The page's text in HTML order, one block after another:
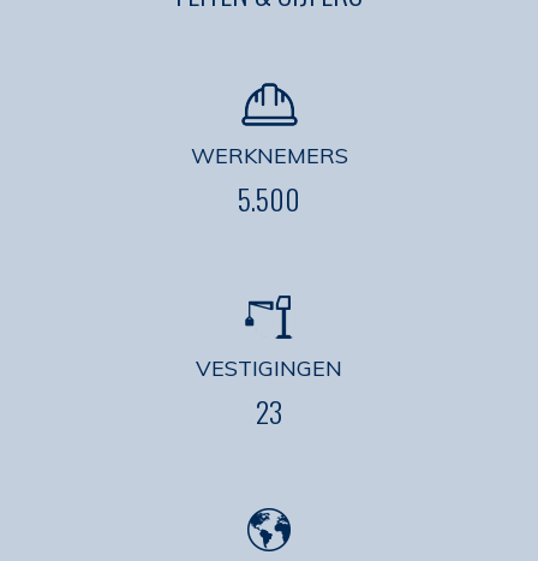
WERKNEMERS
5.500
VESTIGINGEN
23